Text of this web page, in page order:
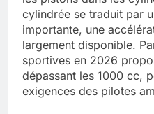
cylindrée se traduit par
importante, une
largement disponible.
sportives en 2026
dépassant les 1000 cc,
exigences des pilotes